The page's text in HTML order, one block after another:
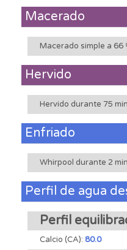
Macerado
Macerado simple a 66
Hervido
Hervido durante 75
Enfriado
Whirpool durante 2
Perfil de agua
Perfil
Calcio (CA): 80.0